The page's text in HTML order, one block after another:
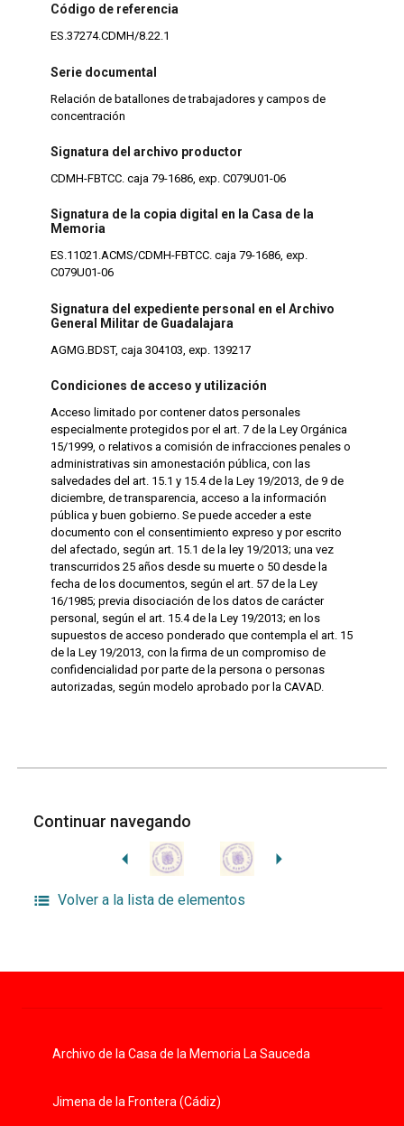
Código de referencia
ES.37274.CDMH/8.22.1
Serie documental
Relación de batallones de trabajadores y campos de
concentración
Signatura del archivo productor
CDMH-FBTCC. caja 79-1686, exp. C079U01-06
Signatura de la copia digital en la Casa de la
Memoria
ES.11021.ACMS/CDMH-FBTCC. caja 79-1686, exp.
C079U01-06
Signatura del expediente personal en el Archivo
General Militar de Guadalajara
AGMG.BDST, caja 304103, exp. 139217
Condiciones de acceso y utilización
Acceso limitado por contener datos personales
especialmente protegidos por el art. 7 de la Ley Orgánica
15/1999, o relativos a comisión de infracciones penales o
administrativas sin amonestación pública, con las
salvedades del art. 15.1 y 15.4 de la Ley 19/2013, de 9 de
diciembre, de transparencia, acceso a la información
pública y buen gobierno. Se puede acceder a este
documento con el consentimiento expreso y por escrito
del afectado, según art. 15.1 de la ley 19/2013; una vez
transcurridos 25 años desde su muerte o 50 desde la
fecha de los documentos, según el art. 57 de la Ley
16/1985; previa disociación de los datos de carácter
personal, según el art. 15.4 de la Ley 19/2013; en los
supuestos de acceso ponderado que contempla el art. 15
de la Ley 19/2013, con la firma de un compromiso de
confidencialidad por parte de la persona o personas
autorizadas, según modelo aprobado por la CAVAD.
Continuar navegando
Volver a la lista de elementos
Archivo de la Casa de la Memoria La Sauceda
Jimena de la Frontera (Cádiz)